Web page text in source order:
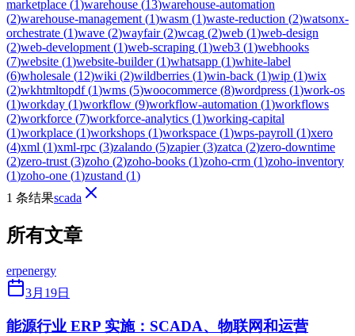
marketplace (1)warehouse (13)warehouse-automation
(2)warehouse-management (1)wasm (1)waste-reduction (2)watsonx-
orchestrate (1)wave (2)wayfair(2)wcag (2)web (1)web-design
(2)web-development (1)web-scraping (1)web3 (1)webhooks
(7)website (1)website-builder(1)whatsapp (1)white-label
(6)wholesale (12)wiki (2)wildberries (1)win-back (1)wip (1)wix
(2)wkhtmltopdf(1)wms (5)woocommerce (8)wordpress (1)work-os
(1)workday (1)workflow (9)workflow-automation (1)workflows
(2)workforce (7)workforce-analytics (1)working-capital
(1)workplace (1)workshops (1)workspace (1)wps-payroll (1)xero
(4)xml (1)xml-rpc (3)zalando (5)zapier(3)zatca (2)zero-downtime
(2)zero-trust (3)zoho (2)zoho-books (1)zoho-crm (1)zoho-inventory
(1)zoho-one (1)zustand (1)
1 条结果scada
所有文章
erpenergy
3月19日
能源行业 ERP 实施：SCADA、物联网和运营